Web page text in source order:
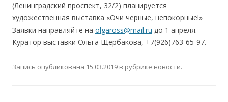
(Ленинградский проспект, 32/2) планируется
художественная выставка «Очи черные, непокорные!»
Заявки направляйте на olgaross@mail.ru до 1 апреля.
Куратор выставки Ольга Щербакова, +7(926)763-65-97.
Запись опубликована 15.03.2019 в рубрике новости.